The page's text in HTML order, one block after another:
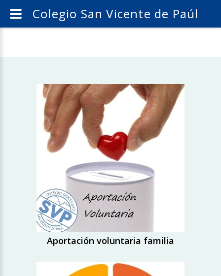
Aportación voluntaria familia
Colegio San Vicente de Paúl